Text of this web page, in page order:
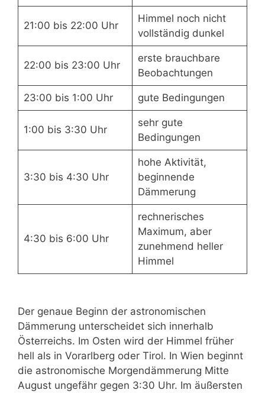
21:00 bis 22:00 Uhr
Himmel noch nicht
vollständig dunkel
22:00 bis 23:00 Uhr
erste brauchbare
Beobachtungen
23:00 bis 1:00 Uhr gute Bedingungen
1:00 bis 3:30 Uhr
sehr gute
Bedingungen
3:30 bis 4:30 Uhr
hohe Aktivität,
beginnende
Dämmerung
4:30 bis 6:00 Uhr
rechnerisches
Maximum, aber
zunehmend heller
Himmel
Der genaue Beginn der astronomischen
Dämmerung unterscheidet sich innerhalb
Österreichs. Im Osten wird der Himmel früher
hell als in Vorarlberg oder Tirol. In Wien beginnt
die astronomische Morgendämmerung Mitte
August ungefähr gegen 3:30 Uhr. Im äußersten